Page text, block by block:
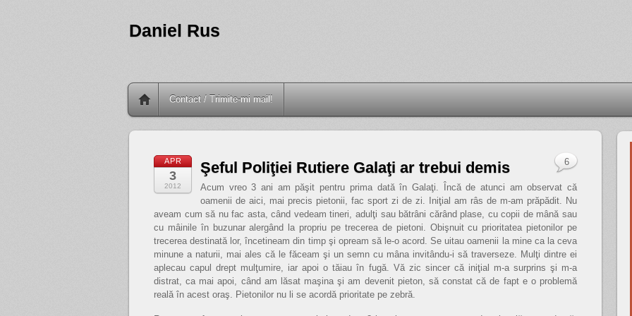
Daniel Rus
Contact / Trimite-mi mail!
APR
3
2012
Şeful Poliţiei Rutiere Galaţi ar trebui demis
Acum vreo 3 ani am păşit pentru prima dată în Galaţi. Încă de atunci am observat că
oamenii de aici, mai precis pietonii, fac sport zi de zi. Iniţial am râs de m-am prăpădit. Nu
aveam cum să nu fac asta, când vedeam tineri, adulţi sau bătrâni cărând plase, cu copii de mână sau
cu mâinile în buzunar alergând la propriu pe trecerea de pietoni. Obişnuit cu prioritatea pietonilor pe
trecerea destinată lor, încetineam din timp şi opream să le-o acord. Se uitau oamenii la mine ca la ceva
minune a naturii, mai ales că le făceam şi un semn cu mâna invitându-i să traverseze. Mulţi dintre ei
aplecau capul drept mulţumire, iar apoi o tăiau în fugă. Vă zic sincer că iniţial m-a surprins şi m-a
distrat, ca mai apoi, când am lăsat maşina şi am devenit pieton, să constat că de fapt e o problemă
reală în acest oraş. Pietonilor nu li se acordă prioritate pe zebră.
6